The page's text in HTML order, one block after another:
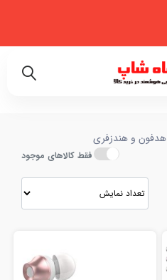
هدفون و هندزفری
فقط کالاهای موجود